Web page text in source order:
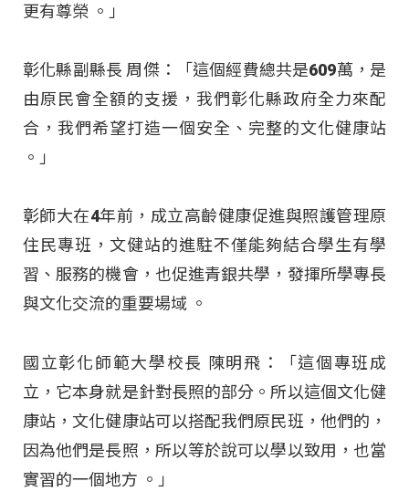
更有尊榮 。」
彰化縣副縣長 周傑：「這個經費總共是609萬，是
由原民會全額的支援，我們彰化縣政府全力來配
合，我們希望打造一個安全、完整的文化健康站
。」
彰師大在4年前，成立高齡健康促進與照護管理原
住民專班，文健站的進駐不僅能夠結合學生有學
習、服務的機會，也促進青銀共學，發揮所學專長
與文化交流的重要場域 。
國立彰化師範大學校長 陳明飛：「這個專班成
立，它本身就是針對長照的部分。所以這個文化健
康站，文化健康站可以搭配我們原民班，他們的，
因為他們是長照，所以等於說可以學以致用，也當
實習的一個地方 。」